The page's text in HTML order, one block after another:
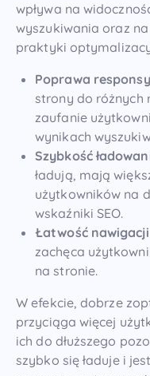
wpływa na
wyszukiwania oraz
praktyki
Poprawa
strony do różnych
zaufanie
wynikach
Szybkość
ładują, mają
użytkowników na
wskaźniki SEO.
Łatwość nawigacji
zachęca
na stronie.
W efekcie, dobrze
przyciąga więcej
ich do dłuższego
szybko się ładuje i